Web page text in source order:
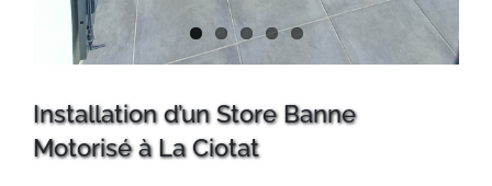
Installation d’un Store Banne
Motorisé à La Ciotat